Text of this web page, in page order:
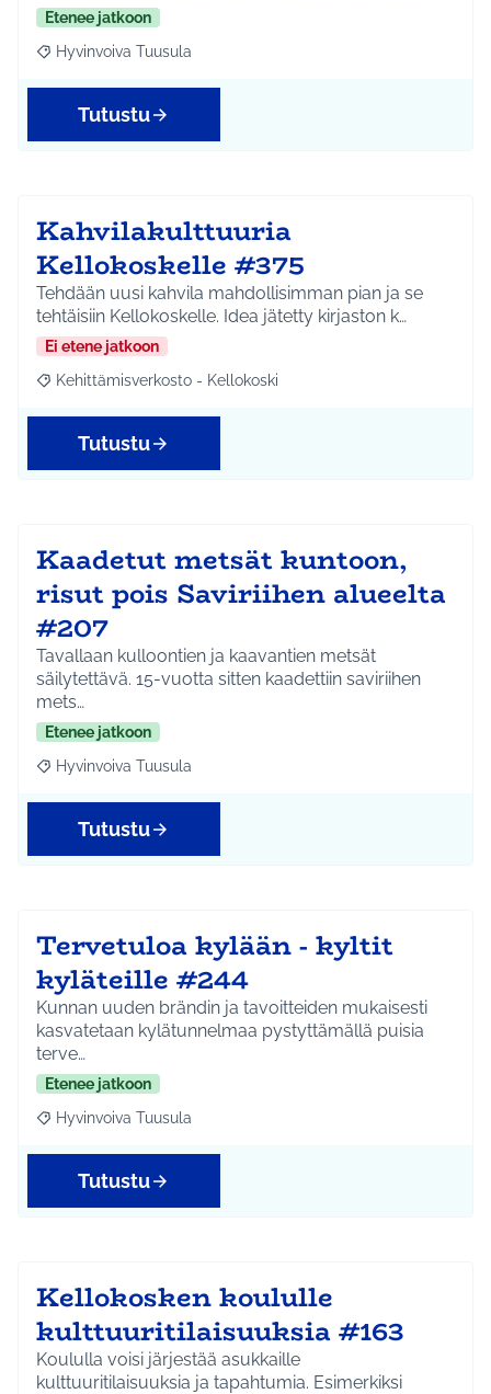
Etenee jatkoon
Rajaa tulokset aihepiirin mukaan: Hyvinvoiva Tuusula
Hyvinvoiva Tuusula
Tutustu
Kahvilakulttuuria
Kellokoskelle #375
Tehdään uusi kahvila mahdollisimman pian ja se
tehtäisiin Kellokoskelle. Idea jätetty kirjaston k…
Ei etene jatkoon
Rajaa tulokset aihepiirin mukaan: Kehittämisverkosto -
Kehittämisverkosto - Kellokoski
Tutustu
Kaadetut metsät kuntoon,
risut pois Saviriihen alueelta
#207
Tavallaan kulloontien ja kaavantien metsät
säilytettävä. 15-vuotta sitten kaadettiin saviriihen
mets…
Etenee jatkoon
Rajaa tulokset aihepiirin mukaan: Hyvinvoiva Tuusula
Hyvinvoiva Tuusula
Tutustu
Tervetuloa kylään - kyltit
kyläteille #244
Kunnan uuden brändin ja tavoitteiden mukaisesti
kasvatetaan kylätunnelmaa pystyttämällä puisia
terve…
Etenee jatkoon
Rajaa tulokset aihepiirin mukaan: Hyvinvoiva Tuusula
Hyvinvoiva Tuusula
Tutustu
Kellokosken koululle
kulttuuritilaisuuksia #163
Koululla voisi järjestää asukkaille
kulttuuritilaisuuksia ja tapahtumia. Esimerkiksi